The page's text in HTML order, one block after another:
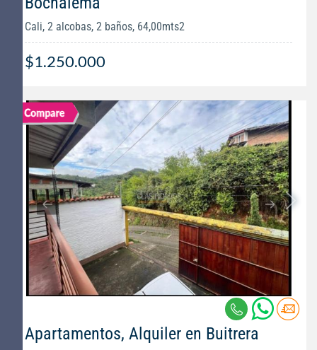
Cali, 2 alcobas, 2 baños, 64,00mts2
$1.250.000
Apartamentos, Alquiler en Buitrera